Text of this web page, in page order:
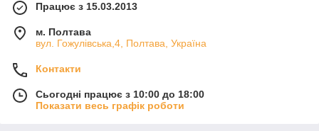
Працює з 15.03.2013
м. Полтава
вул. Гожулівська,4, Полтава, Україна
Контакти
Сьогодні працює з 10:00 до 18:00
Показати весь графік роботи